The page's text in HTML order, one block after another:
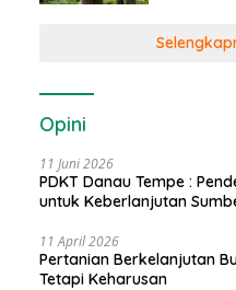
Opini
11 Juni 2026
PDKT Danau Tempe :
untuk Keberlanjutan
11 April 2026
Pertanian Berkelanjutan
Tetapi Keharusan